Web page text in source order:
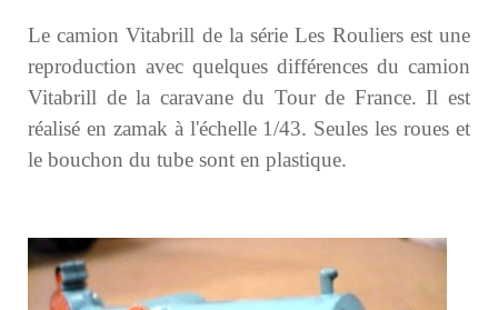
Le camion Vitabrill de la série Les Rouliers est une
reproduction avec quelques différences du camion
Vitabrill de la caravane du Tour de France. Il est
réalisé en zamak à l'échelle 1/43. Seules les roues et
le bouchon du tube sont en plastique.